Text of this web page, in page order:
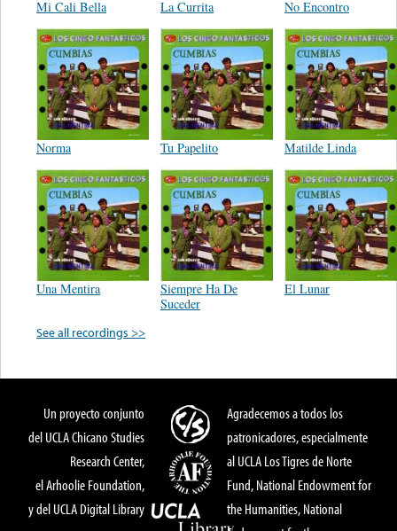
Mi Cali Bella La Currita No Encontro
Norma Tu Papelito Matilde Linda
Una Mentira
Siempre Ha De
Suceder
El Lunar
See all recordings >>
Un proyecto conjunto
del UCLA Chicano Studies
Research Center,
el Arhoolie Foundation,
y del UCLA Digital Library
Agradecemos a todos los
patronicadores, especialmente
al UCLA Los Tigres de Norte
Fund, National Endowment for
the Humanities, National